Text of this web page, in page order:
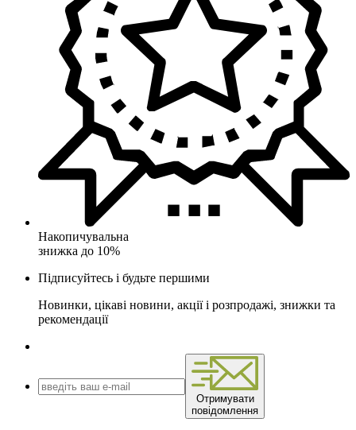
Накопичувальна
знижка до 10%
Підписуйтесь і будьте першими
Новинки, цікаві новини, акції і розпродажі, знижки та
рекомендації
Отримувати
повідомлення